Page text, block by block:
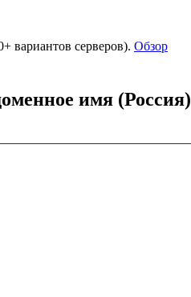
вариантов серверов). Обзор
имя (Россия)